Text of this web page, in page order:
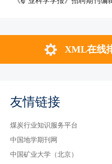
XML在线
友情链接
煤炭行业知识服务平台
中国地学期刊网
中国矿业大学（北京）